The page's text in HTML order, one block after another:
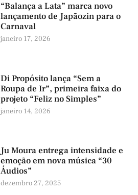
“Balança a Lata” marca novo
lançamento de Japãozin para o
Carnaval
janeiro 17, 2026
Di Propósito lança “Sem a
Roupa de Ir”, primeira faixa do
projeto “Feliz no Simples”
janeiro 14, 2026
Ju Moura entrega intensidade e
emoção em nova música “30
Áudios”
dezembro 27, 2025